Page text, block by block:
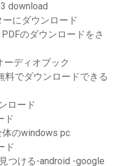
download
にダウンロード
のダウンロードをさ
ーディオブック
料でダウンロードできる
ロード
ド
体のwindows pc
ド
つける-android -google